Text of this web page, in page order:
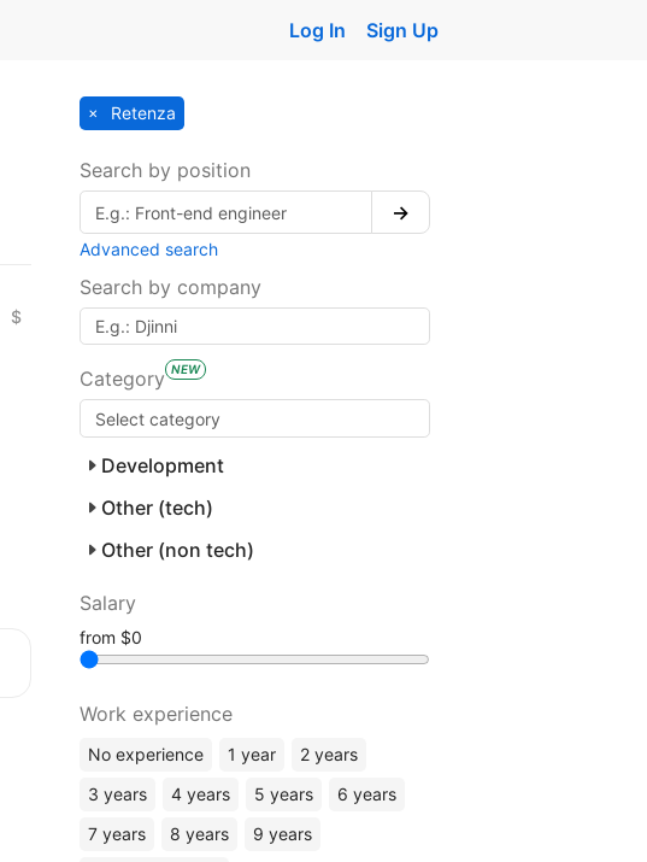
Log In Sign Up
$
Retenza
Search by position
→
Advanced search
Search by company
Category NEW
Development
Other (tech)
Other (non tech)
Salary
from
Work experience
No experience 1 year
2 years
3 years
4 years 5 years
6 years
7 years
8 years
9 years